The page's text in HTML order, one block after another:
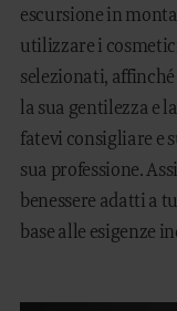
escursione in
utilizzare i
selezionati,
la sua gentilezza e
fatevi consigliare e
sua professione.
benessere adatti a
base alle esigenze